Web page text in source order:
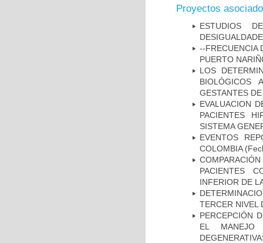
Proyectos
ESTUDIOS
--FRECUENCIA
PUERTO
LOS
BIOLÓGICOS
GESTANTES
EVALUACION
PACIENTES
SISTEMA
EVENTOS
COLOMBIA
PACIENTES
INFERIOR DE
TERCER NIVEL
PERCEPCIÓN
EL MANEJO